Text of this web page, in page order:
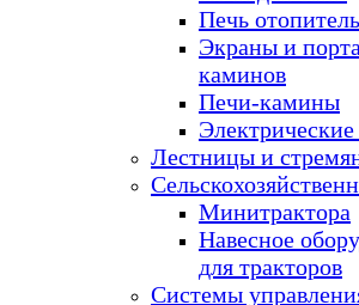
Печь
Экраны и
каминов
Печи-камины
Лестницы и
Минитрактора
Навесное
для тракторов
Системы